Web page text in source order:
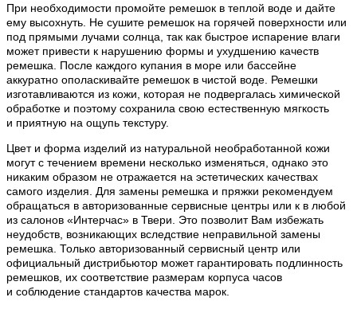
При необходимости промойте ремешок в теплой воде и дайте
ему высохнуть. Не сушите ремешок на горячей поверхности или
под прямыми лучами солнца, так как быстрое испарение влаги
может привести к нарушению формы и ухудшению качеств
ремешка. После каждого купания в море или бассейне
аккуратно ополаскивайте ремешок в чистой воде. Ремешки
изготавливаются из кожи, которая не подвергалась химической
обработке и поэтому сохранила свою естественную мягкость
и приятную на ощупь текстуру.
Цвет и форма изделий из натуральной необработанной кожи
могут с течением времени несколько изменяться, однако это
никаким образом не отражается на эстетических качествах
самого изделия. Для замены ремешка и пряжки рекомендуем
обращаться в авторизованные сервисные центры или к в любой
из салонов «Интерчас» в Твери. Это позволит Вам избежать
неудобств, возникающих вследствие неправильной замены
ремешка. Только авторизованный сервисный центр или
официальный дистрибьютор может гарантировать подлинность
ремешков, их соответствие размерам корпуса часов
и соблюдение стандартов качества марок.